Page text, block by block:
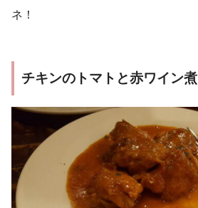
ネ！
チキンのトマトと赤ワイン煮